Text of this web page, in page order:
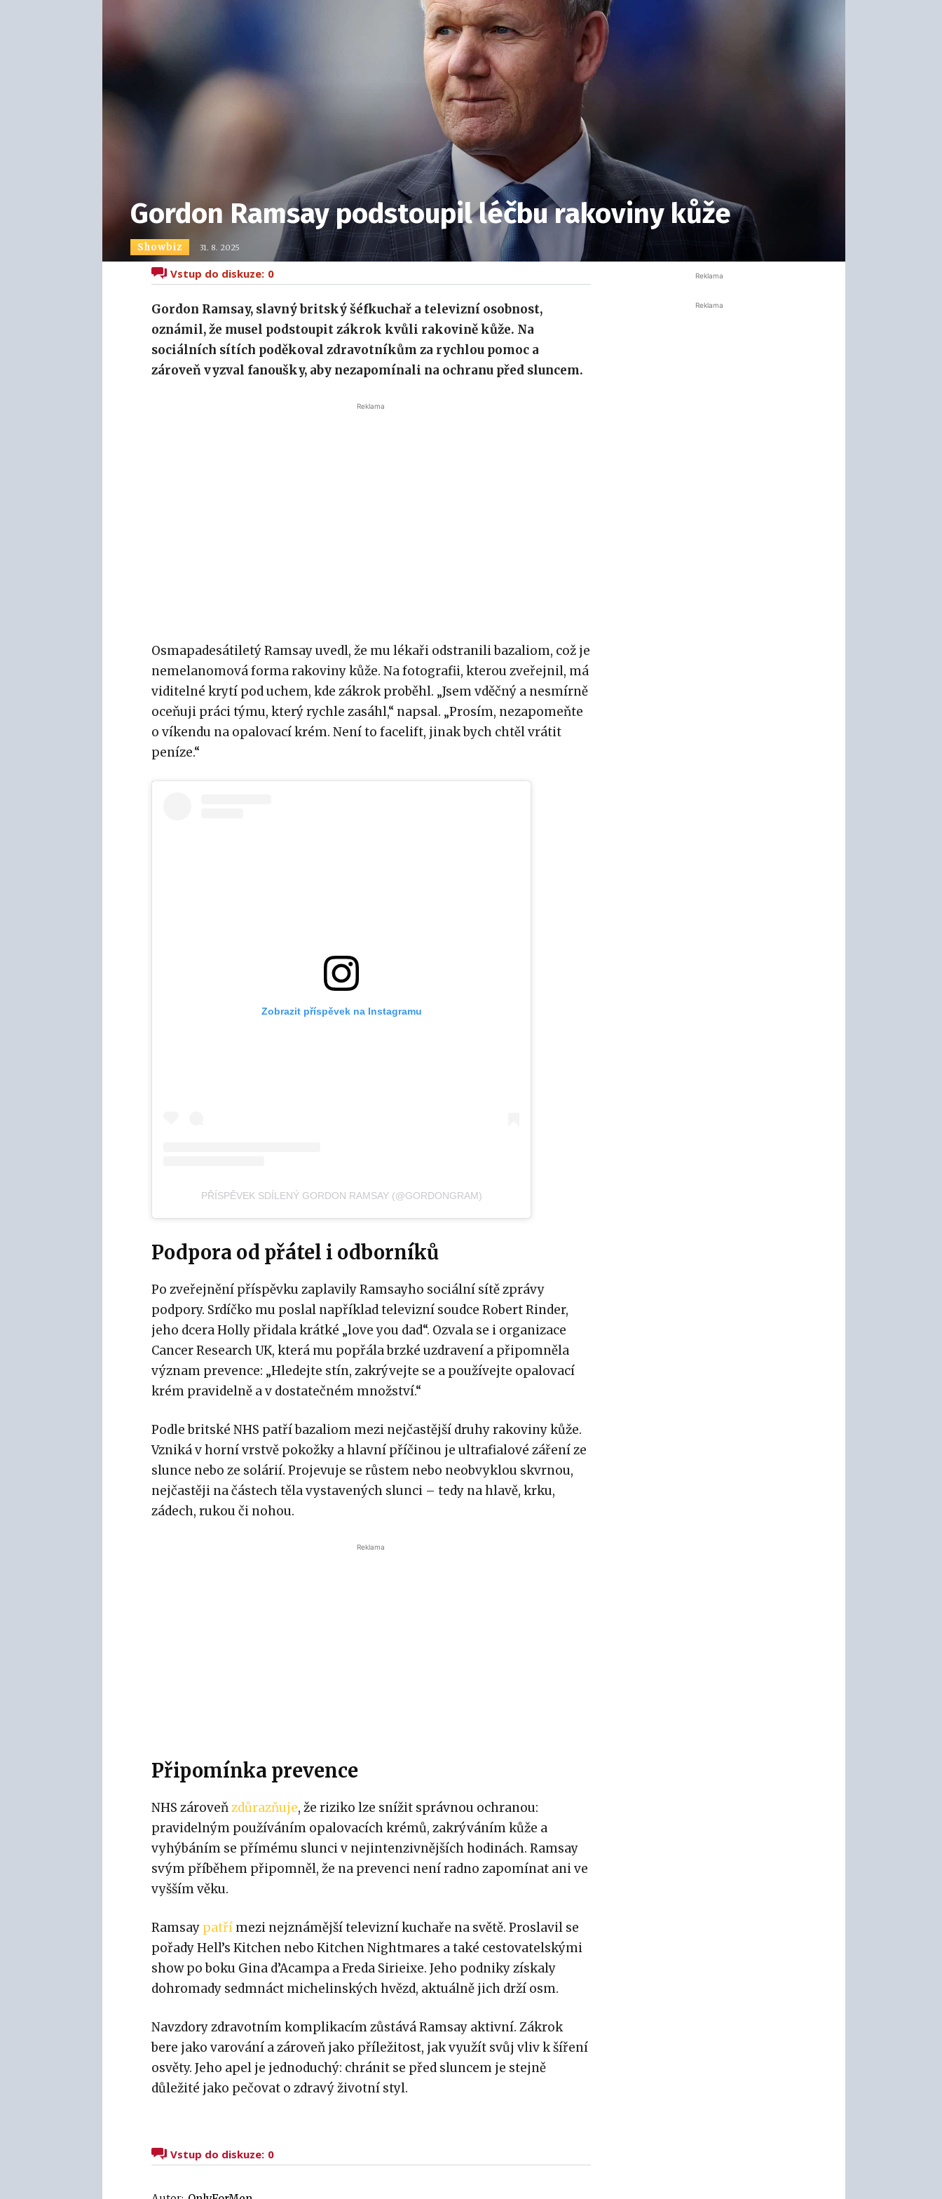
Gordon Ramsay podstoupil léčbu rakoviny kůže
Showbiz 31. 8. 2025
Vstup do diskuze: 0
Gordon Ramsay, slavný britský šéfkuchař a televizní osobnost,
oznámil, že musel podstoupit zákrok kvůli rakovině kůže. Na
sociálních sítích poděkoval zdravotníkům za rychlou pomoc a
zároveň vyzval fanoušky, aby nezapomínali na ochranu před sluncem.
Reklama
Osmapadesátiletý Ramsay uvedl, že mu lékaři odstranili bazaliom, což je
nemelanomová forma rakoviny kůže. Na fotografii, kterou zveřejnil, má
viditelné krytí pod uchem, kde zákrok proběhl. „Jsem vděčný a nesmírně
oceňuji práci týmu, který rychle zasáhl,“ napsal. „Prosím, nezapomeňte
o víkendu na opalovací krém. Není to facelift, jinak bych chtěl vrátit
peníze.“
Zobrazit příspěvek na Instagramu
PŘÍSPĚVEK SDÍLENÝ GORDON RAMSAY (@GORDONGRAM)
Podpora od přátel i odborníků
Po zveřejnění příspěvku zaplavily Ramsayho sociální sítě zprávy
podpory. Srdíčko mu poslal například televizní soudce Robert Rinder,
jeho dcera Holly přidala krátké „love you dad“. Ozvala se i organizace
Cancer Research UK, která mu popřála brzké uzdravení a připomněla
význam prevence: „Hledejte stín, zakrývejte se a používejte opalovací
krém pravidelně a v dostatečném množství.“
Podle britské NHS patří bazaliom mezi nejčastější druhy rakoviny kůže.
Vzniká v horní vrstvě pokožky a hlavní příčinou je ultrafialové záření ze
slunce nebo ze solárií. Projevuje se růstem nebo neobvyklou skvrnou,
nejčastěji na částech těla vystavených slunci – tedy na hlavě, krku,
zádech, rukou či nohou.
Reklama
Připomínka prevence
NHS zároveňzdůrazňuje, že riziko lze snížit správnou ochranou:
pravidelným používáním opalovacích krémů, zakrýváním kůže a
vyhýbáním se přímému slunci v nejintenzivnějších hodinách. Ramsay
svým příběhem připomněl, že na prevenci není radno zapomínat ani ve
vyšším věku.
Ramsay patří mezi nejznámější televizní kuchaře na světě. Proslavil se
pořady Hell’s Kitchen nebo Kitchen Nightmares a také cestovatelskými
show po boku Gina d’Acampa a Freda Sirieixe. Jeho podniky získaly
dohromady sedmnáct michelinských hvězd, aktuálně jich drží osm.
Navzdory zdravotním komplikacím zůstává Ramsay aktivní. Zákrok
bere jako varování a zároveň jako příležitost, jak využít svůj vliv k šíření
osvěty. Jeho apel je jednoduchý: chránit se před sluncem je stejně
důležité jako pečovat o zdravý životní styl.
Vstup do diskuze: 0
Reklama
Reklama